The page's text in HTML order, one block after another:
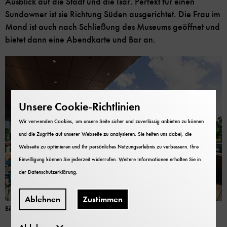
Bild: Deutsches Museum
Sundowner ist sie Richtung Süden ausgerichtet. Die Frau im
Mond ist auch nach Schließung des Museums geöffnet und
bietet dann eine Abendkarte und Bar an.
Unsere Cookie-Richtlinien
Wir verwenden Cookies, um unsere Seite sicher und zuverlässig anbieten zu können
und die Zugriffe auf unserer Webseite zu analysieren. Sie helfen uns dabei, die
Webseite zu optimieren und Ihr persönliches Nutzungserlebnis zu verbessern. Ihre
Einwilligung können Sie jederzeit widerrufen. Weitere Informationen erhalten Sie in
derDatenschutzerklärung.
Ablehnen Zustimmen